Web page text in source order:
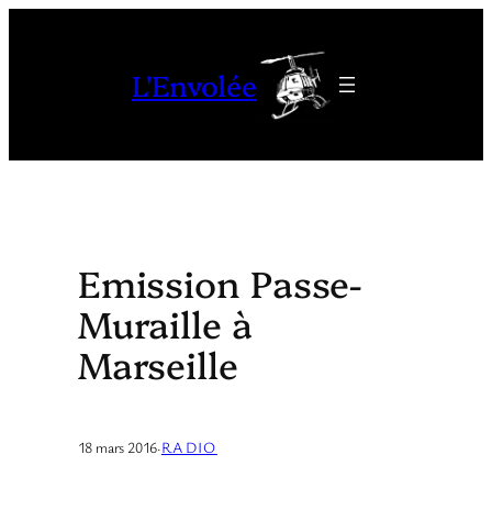
L'Envolée
Emission Passe-
Muraille à
Marseille
18 mars 2016·RADIO